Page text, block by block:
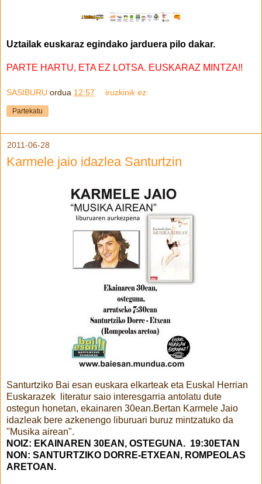
Uztailak euskaraz egindako jarduera pilo dakar.
PARTE HARTU, ETA EZ LOTSA. EUSKARAZ MINTZA!!
SASIBURU ordua 12:57 iruzkinik ez:
Partekatu
2011-06-28
Karmele jaio idazlea Santurtzin
Santurtziko Bai esan euskara elkarteak eta Euskal Herrian
Euskarazek literatur saio interesgarria antolatu dute
ostegun honetan, ekainaren 30ean.Bertan Karmele Jaio
idazleak bere azkenengo liburuari buruz mintzatuko da
"Musika airean".
NOIZ: EKAINAREN 30EAN, OSTEGUNA. 19:30ETAN
NON: SANTURTZIKO DORRE-ETXEAN, ROMPEOLAS
ARETOAN.